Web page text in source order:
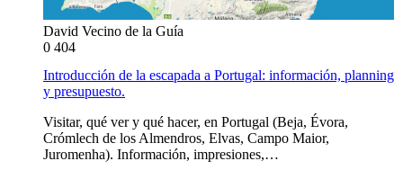
David Vecino de la Guía
0 404
Introducción de la escapada a Portugal: información, planning
y presupuesto.
Visitar, qué ver y qué hacer, en Portugal (Beja, Évora,
Crómlech de los Almendros, Elvas, Campo Maior,
Juromenha). Información, impresiones,…